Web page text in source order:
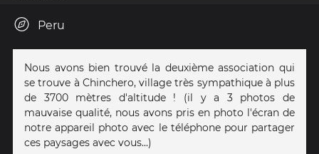
Peru
Nous avons bien trouvé la deuxième association qui
se trouve à Chinchero, village très sympathique à plus
de 3700 mètres d'altitude ! (il y a 3 photos de
mauvaise qualité, nous avons pris en photo l'écran de
notre appareil photo avec le téléphone pour partager
ces paysages avec vous...)